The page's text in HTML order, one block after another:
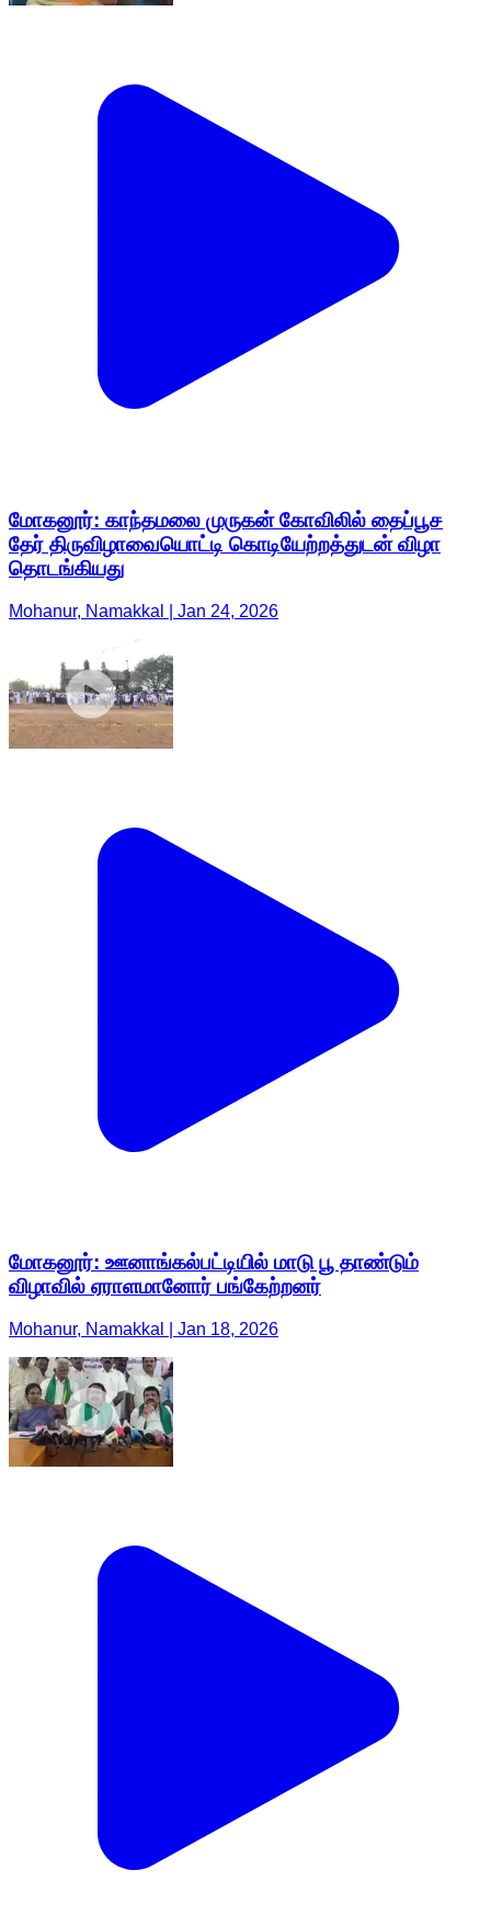
மோகனூர்: காந்தமலை முருகன் கோவிலில் தைப்பூச
தேர் திருவிழாவையொட்டி கொடியேற்றத்துடன் விழா
தொடங்கியது
Mohanur, Namakkal | Jan 24, 2026
மோகனூர்: ஊனாங்கல்பட்டியில் மாடு பூ தாண்டும்
விழாவில் ஏராளமானோர் பங்கேற்றனர்
Mohanur, Namakkal | Jan 18, 2026